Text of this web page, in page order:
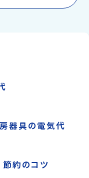
器具の電気代
節約のコツ